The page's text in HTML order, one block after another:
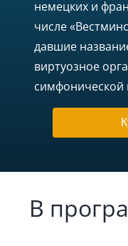
немецких и
числе
давшие
виртуозное
симфонической
В